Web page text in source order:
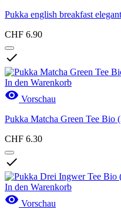
Pukka english breakfast
CHF 6.90

In den Warenkorb
 Vorschau
Pukka Matcha Green Tee Bio
CHF 6.30

In den Warenkorb
 Vorschau